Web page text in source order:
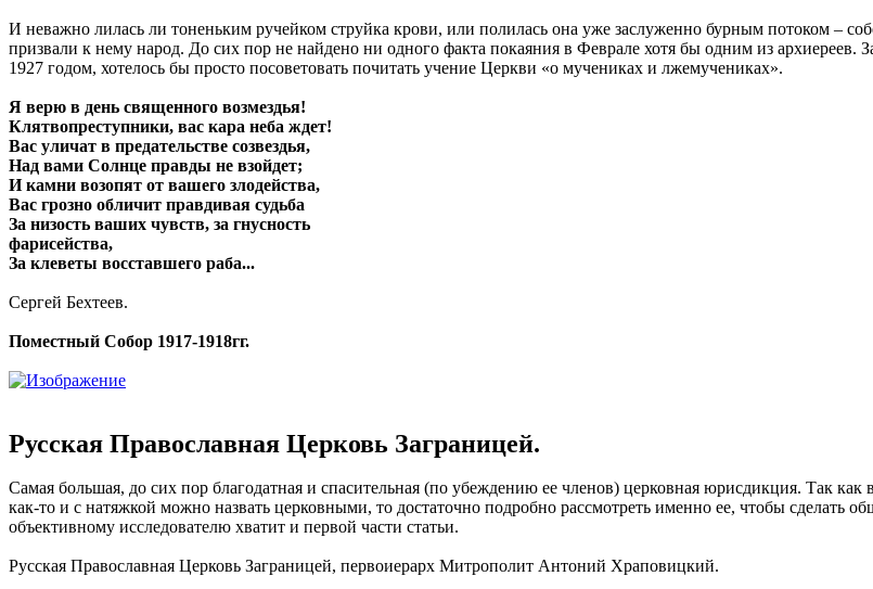
И неважно лилась ли тоненьким ручейком струйка крови, или полилась она уже заслуженно бурным потоком –
призвали к нему народ. До сих пор не найдено ни одного факта покаяния в Феврале хотя бы одним из
1927 годом, хотелось бы просто посоветовать почитать учение Церкви «о мучениках и лжемучениках».
Я верю в день священного возмездья!
Клятвопреступники, вас кара неба ждет!
Вас уличат в предательстве созвездья,
Над вами Солнце правды не взойдет;
И камни возопят от вашего злодейства,
Вас грозно обличит правдивая судьба
За низость ваших чувств, за гнусность
фарисейства,
За клеветы восставшего раба...
Сергей Бехтеев.
Поместный Собор 1917-1918гг.
Русская Православная Церковь Заграницей.
Самая большая, до сих пор благодатная и спасительная (по убеждению ее членов) церковная юрисдикция. Так
как-то и с натяжкой можно назвать церковными, то достаточно подробно рассмотреть именно ее, чтобы
объективному исследователю хватит и первой части статьи.
Русская Православная Церковь Заграницей, первоиерарх Митрополит Антоний Храповицкий.